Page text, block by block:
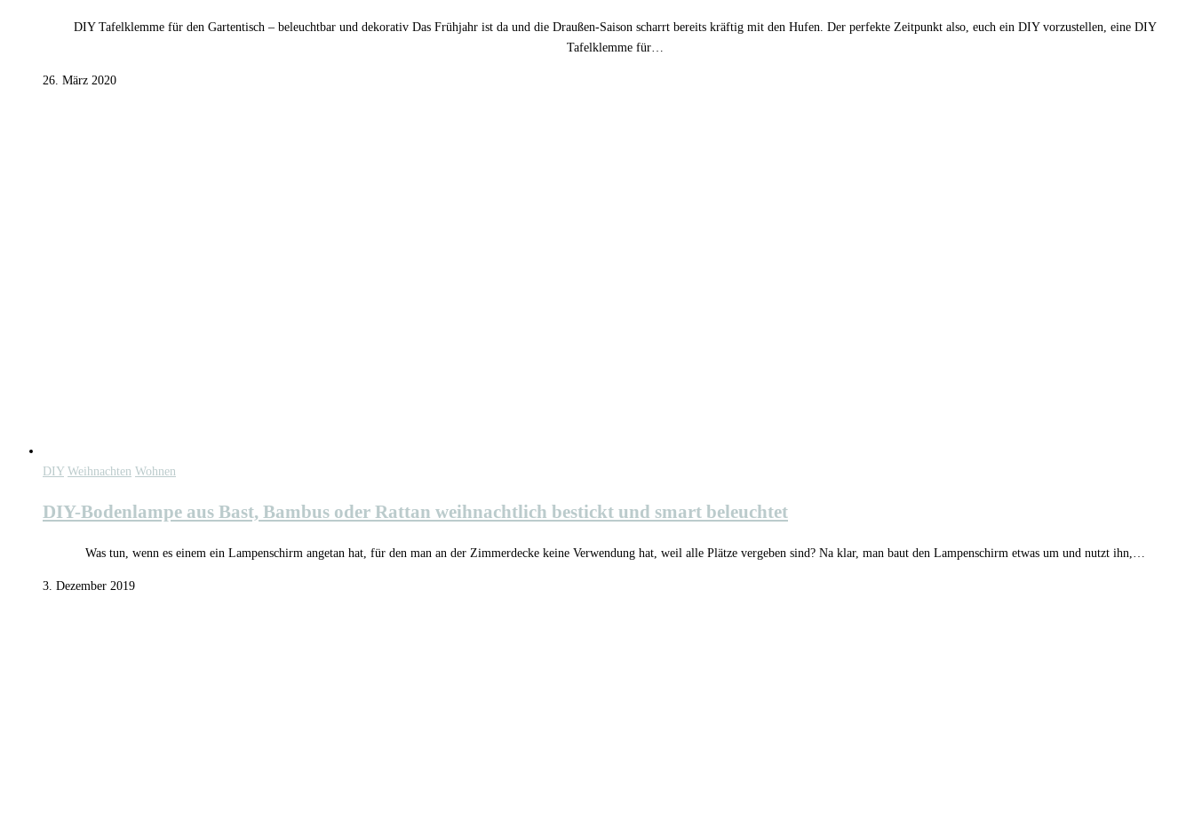
DIY Tafelklemme für den Gartentisch – beleuchtbar und dekorativ Das Frühjahr ist da und die Draußen-Saison scharrt bereits kräftig mit den Hufen. Der perfekte Zeitpunkt also, euch ein DIY vorzustellen, eine DIY
Tafelklemme für…
26. März 2020
DIY Weihnachten Wohnen
DIY-Bodenlampe aus Bast, Bambus oder Rattan weihnachtlich bestickt und smart beleuchtet
Was tun, wenn es einem ein Lampenschirm angetan hat, für den man an der Zimmerdecke keine Verwendung hat, weil alle Plätze vergeben sind? Na klar, man baut den Lampenschirm etwas um und nutzt ihn,…
3. Dezember 2019